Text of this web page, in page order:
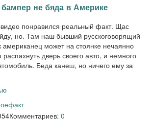
не бяда в Америке
понравился реальный факт. Щас
но. Там наш бывший русскоговорящий
американец может на стоянке нечаянно
дверь своего авто, и немного
Беда канеш, но ничего ему за
факт
Комментариев: 0